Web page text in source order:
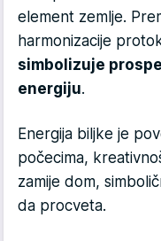
element zemlje.
harmonizacije
simbolizuje
energiju.
Energija biljke je
počecima,
zamije dom,
da procveta.